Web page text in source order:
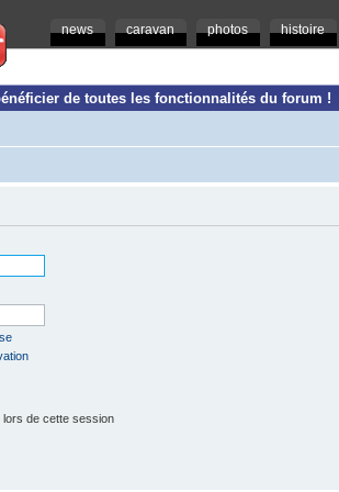
news caravan photos histoire
de toutes les fonctionnalités du forum !
de cette session